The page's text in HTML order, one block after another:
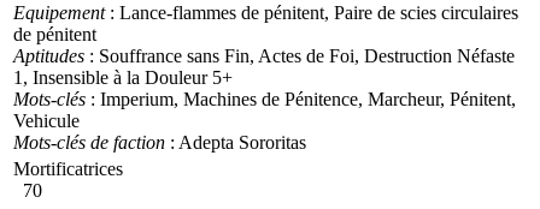
Equipement: Lance-flammes de pénitent, Paire de scies circulaires
de pénitent
Aptitudes : Souffrance sans Fin, Actes de Foi, Destruction Néfaste
1, Insensible à la Douleur 5+
Mots-clés : Imperium, Machines de Pénitence, Marcheur, Pénitent,
Vehicule
Mots-clés de faction : Adepta Sororitas
Mortificatrices
70